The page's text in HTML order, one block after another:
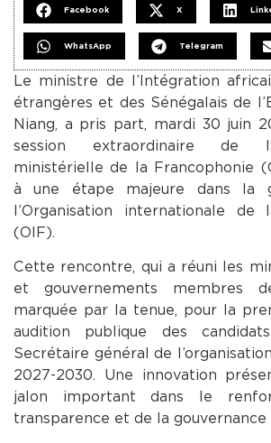
Facebook X
WhatsApp Telegram
Le ministre de l’Intégration
étrangères et des Sénégalais de
Niang, a pris part, mardi 30 juin
session extraordinaire de
ministérielle de la Francophonie
à une étape majeure dans la
l’Organisation internationale de
(OIF).
Cette rencontre, qui a réuni les
et gouvernements membres
marquée par la tenue, pour la
audition publique des
Secrétaire général de
2027-2030. Une innovation
jalon important dans le
transparence et de la gouvernance